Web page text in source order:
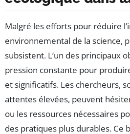
Malgré les efforts pour réduire
environnemental de la science,
subsistent. L’un des principaux
pression constante pour
et significatifs. Les chercheurs,
attentes élevées, peuvent
ou les ressources nécessaires
des pratiques plus durables. Ce